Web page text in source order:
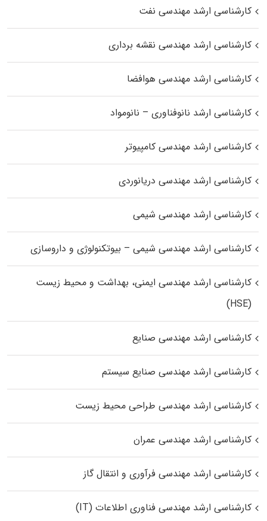
کارشناسی ارشد مهندسی نفت
کارشناسی ارشد مهندسی نقشه برداری
کارشناسی ارشد مهندسی هوافضا
کارشناسی ارشد نانوفناوری – نانومواد
کارشناسی ارشد مهندسی کامپیوتر
کارشناسی ارشد مهندسی دریانوردی
کارشناسی ارشد مهندسی شیمی
کارشناسی ارشد مهندسی شیمی – بیوتکنولوژی و داروسازی
کارشناسی ارشد مهندسی ایمنی، بهداشت و محیط زیست
(HSE)
کارشناسی ارشد مهندسی صنایع
کارشناسی ارشد مهندسی صنایع سیستم
کارشناسی ارشد مهندسی طراحی محیط زیست
کارشناسی ارشد مهندسی عمران
کارشناسی ارشد مهندسی فرآوری و انتقال گاز
کارشناسی ارشد مهندسی فناوری اطلاعات (IT)